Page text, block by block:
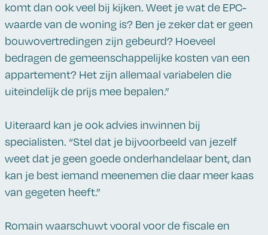
komt dan ook veel bij kijken. Weet je wat de EPC-
waarde van de woning is? Ben je zeker dat er geen
bouwovertredingen zijn gebeurd? Hoeveel
bedragen de gemeenschappelijke kosten van een
appartement? Het zijn allemaal variabelen die
uiteindelijk de prijs mee bepalen.”
Uiteraard kan je ook advies inwinnen bij
specialisten. “Stel dat je bijvoorbeeld van jezelf
weet dat je geen goede onderhandelaar bent, dan
kan je best iemand meenemen die daar meer kaas
van gegeten heeft.”
Romain waarschuwt vooral voor de fiscale en